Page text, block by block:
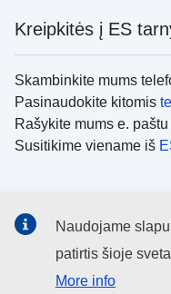
Kreipkitės į ES
Skambinkite mums
Pasinaudokite kitomis
Rašykite mums e.
Susitikime viename iš
socialinių tinklų
Naudojame
patirtis šioje
More info